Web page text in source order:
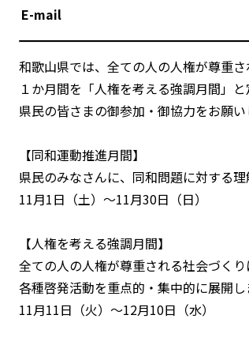
E-mail
和歌山県では、全ての人の人権が尊重
１か月間を「人権を考える強調月間」
県民の皆さまの御参加・御協力をお願い
【同和運動推進月間】
県民のみなさんに、同和問題に対する
11月1日（土）～11月30日（日）
【人権を考える強調月間】
全ての人の人権が尊重される社会づく
各種啓発活動を重点的・集中的に展開し
11月11日（火）～12月10日（水）